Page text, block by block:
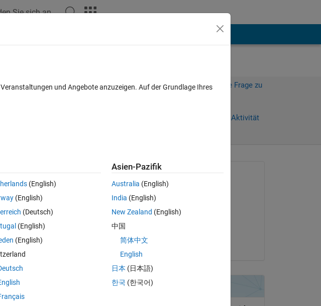
Sie sich an
capacitor.
Melden Sie sich an, um diese Frage zu
Anmelden, um Aktivität
0 Stimmen
analysis zero pole simulink
an, um diese Frage zu beantworten.
YAMELT STIVEN
am 26 Feb. 2026
am 5 Mär. 2026
und Angebote anzuzeigen. Auf der Grundlage Ihres
(English)
(English)
(Deutsch)
(English)
(English)
Asien-Pazifik
Australia (English)
India (English)
New Zealand (English)
中国
简体中文
English
日本 (日本語)
한국 (한국어)